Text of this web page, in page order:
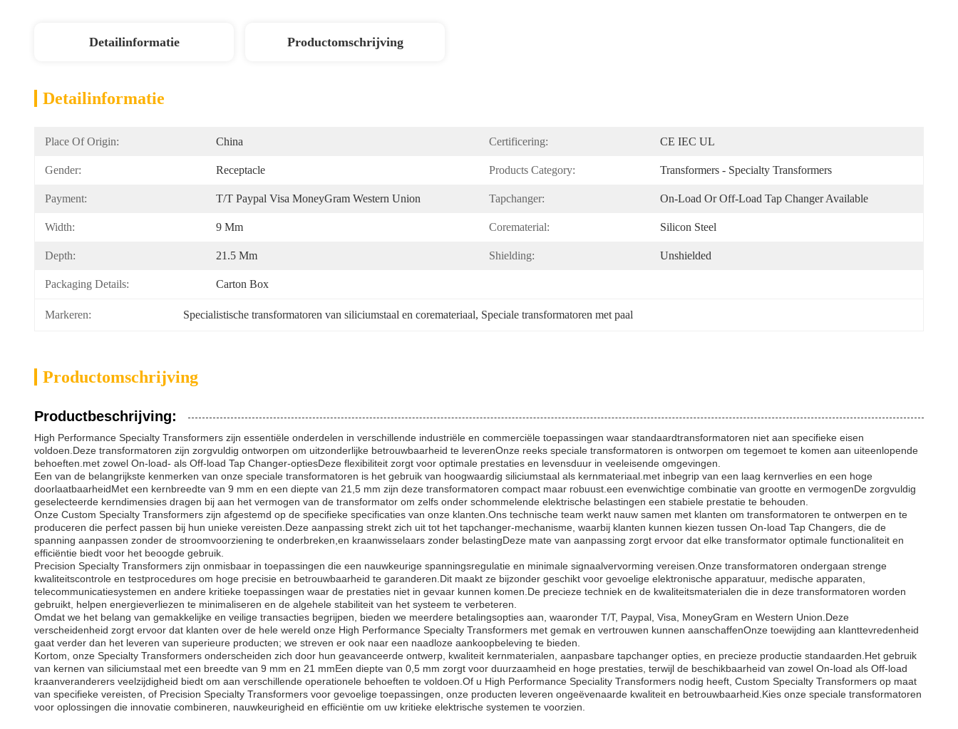
Detailinformatie Productomschrijving
Detailinformatie
Place Of Origin: China Certificering: CE IEC UL
Gender: Receptacle Products Category: Transformers - Specialty Transformers
Payment: T/T Paypal Visa MoneyGram Western Union Tapchanger: On-Load Or Off-Load Tap Changer Available
Width: 9 Mm Corematerial: Silicon Steel
Depth: 21.5 Mm Shielding: Unshielded
Packaging Details: Carton Box
Markeren: Specialistische transformatoren van siliciumstaal en coremateriaal, Speciale transformatoren met paal
Productomschrijving
Productbeschrijving:
High Performance Specialty Transformers zijn essentiële onderdelen in verschillende industriële en commerciële toepassingen waar standaardtransformatoren niet aan specifieke eisen
voldoen.Deze transformatoren zijn zorgvuldig ontworpen om uitzonderlijke betrouwbaarheid te leverenOnze reeks speciale transformatoren is ontworpen om tegemoet te komen aan uiteenlopende
behoeften.met zowel On-load- als Off-load Tap Changer-optiesDeze flexibiliteit zorgt voor optimale prestaties en levensduur in veeleisende omgevingen.
Een van de belangrijkste kenmerken van onze speciale transformatoren is het gebruik van hoogwaardig siliciumstaal als kernmateriaal.met inbegrip van een laag kernverlies en een hoge
doorlaatbaarheidMet een kernbreedte van 9 mm en een diepte van 21,5 mm zijn deze transformatoren compact maar robuust.een evenwichtige combinatie van grootte en vermogenDe zorgvuldig
geselecteerde kerndimensies dragen bij aan het vermogen van de transformator om zelfs onder schommelende elektrische belastingen een stabiele prestatie te behouden.
Onze Custom Specialty Transformers zijn afgestemd op de specifieke specificaties van onze klanten.Ons technische team werkt nauw samen met klanten om transformatoren te ontwerpen en te
produceren die perfect passen bij hun unieke vereisten.Deze aanpassing strekt zich uit tot het tapchanger-mechanisme, waarbij klanten kunnen kiezen tussen On-load Tap Changers, die de
spanning aanpassen zonder de stroomvoorziening te onderbreken,en kraanwisselaars zonder belastingDeze mate van aanpassing zorgt ervoor dat elke transformator optimale functionaliteit en
efficiëntie biedt voor het beoogde gebruik.
Precision Specialty Transformers zijn onmisbaar in toepassingen die een nauwkeurige spanningsregulatie en minimale signaalvervorming vereisen.Onze transformatoren ondergaan strenge
kwaliteitscontrole en testprocedures om hoge precisie en betrouwbaarheid te garanderen.Dit maakt ze bijzonder geschikt voor gevoelige elektronische apparatuur, medische apparaten,
telecommunicatiesystemen en andere kritieke toepassingen waar de prestaties niet in gevaar kunnen komen.De precieze techniek en de kwaliteitsmaterialen die in deze transformatoren worden
gebruikt, helpen energieverliezen te minimaliseren en de algehele stabiliteit van het systeem te verbeteren.
Omdat we het belang van gemakkelijke en veilige transacties begrijpen, bieden we meerdere betalingsopties aan, waaronder T/T, Paypal, Visa, MoneyGram en Western Union.Deze
verscheidenheid zorgt ervoor dat klanten over de hele wereld onze High Performance Specialty Transformers met gemak en vertrouwen kunnen aanschaffenOnze toewijding aan klanttevredenheid
gaat verder dan het leveren van superieure producten; we streven er ook naar een naadloze aankoopbeleving te bieden.
Kortom, onze Specialty Transformers onderscheiden zich door hun geavanceerde ontwerp, kwaliteit kernmaterialen, aanpasbare tapchanger opties, en precieze productie standaarden.Het gebruik
van kernen van siliciumstaal met een breedte van 9 mm en 21 mmEen diepte van 0,5 mm zorgt voor duurzaamheid en hoge prestaties, terwijl de beschikbaarheid van zowel On-load als Off-load
kraanveranderers veelzijdigheid biedt om aan verschillende operationele behoeften te voldoen.Of u High Performance Speciality Transformers nodig heeft, Custom Specialty Transformers op maat
van specifieke vereisten, of Precision Specialty Transformers voor gevoelige toepassingen, onze producten leveren ongeëvenaarde kwaliteit en betrouwbaarheid.Kies onze speciale transformatoren
voor oplossingen die innovatie combineren, nauwkeurigheid en efficiëntie om uw kritieke elektrische systemen te voorzien.